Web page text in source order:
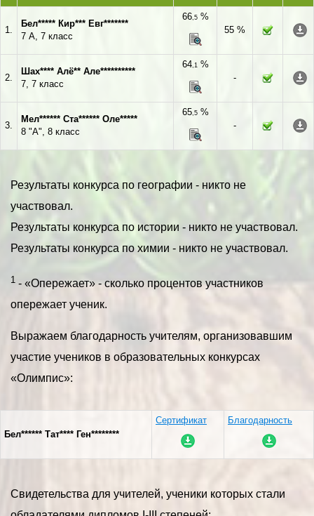
1.
Бел***** Кир*** Евг*******
7 А, 7 класс
66,5%
55 %
2.
Шах**** Алё** Але**********
7, 7 класс
64,1%
-
3.
Мел****** Ста****** Оле*****
8 "А", 8 класс
65,5%
-
Результаты конкурса по географии - никто не
участвовал.
Результаты конкурса по истории - никто не участвовал.
Результаты конкурса по химии - никто не участвовал.
1 - «Опережает» - сколько процентов участников
опережает ученик.
Выражаем благодарность учителям, организовавшим
участие учеников в образовательных конкурсах
«Олимпис»:
Бел****** Тат**** Ген********
Сертификат Благодарность
Свидетельства для учителей, ученики которых стали